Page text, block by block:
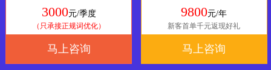
3000元/季度
（只承接正规词优化）
马上咨询
9800元/年
新客首单千元返现好礼
马上咨询